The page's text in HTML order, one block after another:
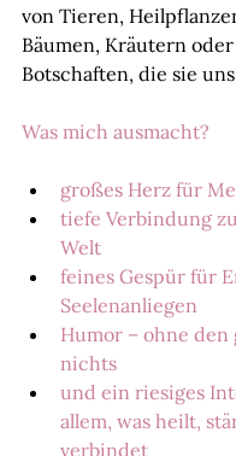
von Tieren,
Bäumen, Kräutern
Botschaften, die sie
Was mich ausmacht?
großes Herz für
tiefe Verbindung
Welt
feines Gespür für
Seelenanliegen
Humor – ohne den
nichts
und ein riesiges
allem, was heilt,
verbindet